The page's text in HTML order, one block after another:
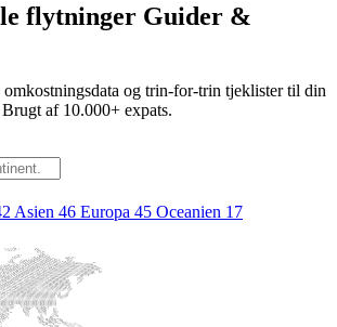
flytninger Guider &
omkostningsdata og trin-for-trin tjeklister til din
af 10.000+ expats.
Asien 46 Europa 45 Oceanien 17